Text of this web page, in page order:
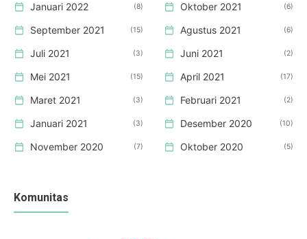
Januari 2022 8 Oktober 2021 6
September 2021 15 Agustus 2021 6
Juli 2021 3 Juni 2021 2
Mei 2021 15 April 2021 17
Maret 2021 3 Februari 2021 2
Januari 2021 3 Desember 2020 10
November 2020 7 Oktober 2020 5
Komunitas